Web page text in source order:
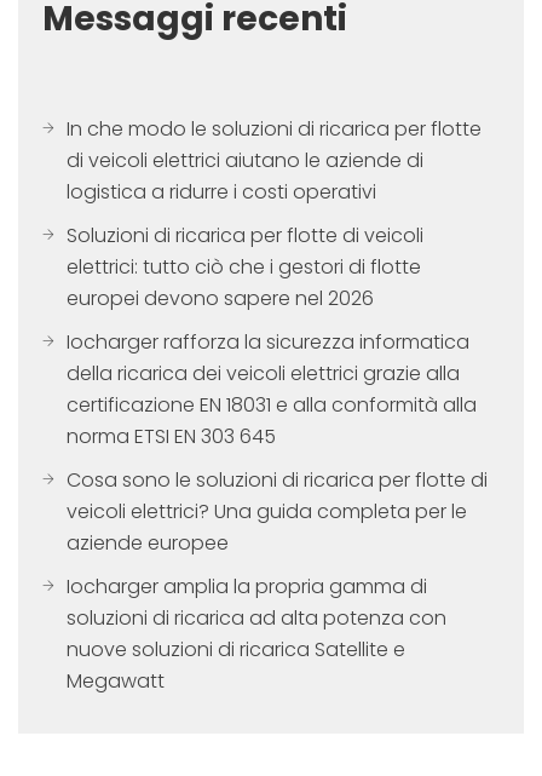
Messaggi recenti
In che modo le soluzioni di ricarica per flotte
di veicoli elettrici aiutano le aziende di
logistica a ridurre i costi operativi
Soluzioni di ricarica per flotte di veicoli
elettrici: tutto ciò che i gestori di flotte
europei devono sapere nel 2026
Iocharger rafforza la sicurezza informatica
della ricarica dei veicoli elettrici grazie alla
certificazione EN 18031 e alla conformità alla
norma ETSI EN 303 645
Cosa sono le soluzioni di ricarica per flotte di
veicoli elettrici? Una guida completa per le
aziende europee
Iocharger amplia la propria gamma di
soluzioni di ricarica ad alta potenza con
nuove soluzioni di ricarica Satellite e
Megawatt